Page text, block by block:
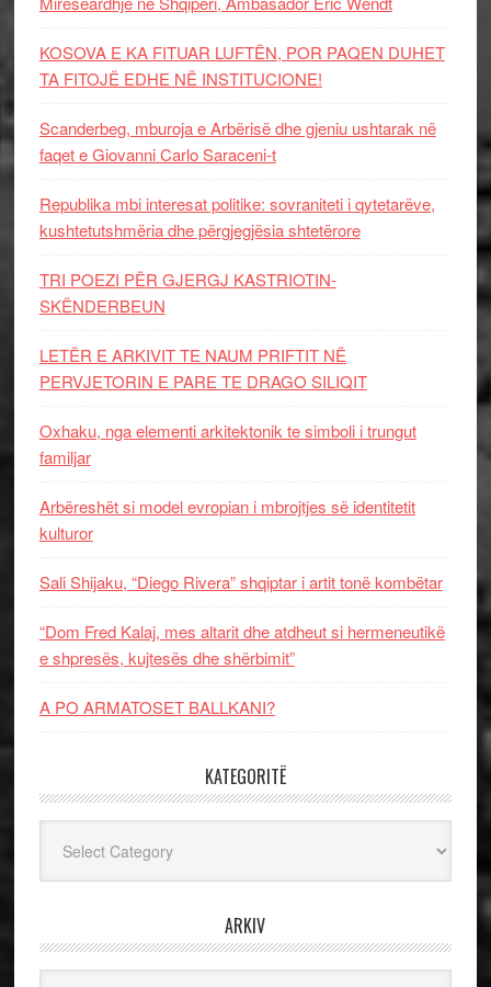
KOSOVA E KA FITUAR LUFTËN, POR PAQEN DUHET
TA FITOJË EDHE NË INSTITUCIONE!
Scanderbeg, mburoja e Arbërisë dhe gjeniu ushtarak në
faqet e Giovanni Carlo Saraceni-t
Republika mbi interesat politike: sovraniteti i qytetarëve,
kushtetutshmëria dhe përgjegjësia shtetërore
TRI POEZI PËR GJERGJ KASTRIOTIN-
SKËNDERBEUN
LETËR E ARKIVIT TE NAUM PRIFTIT NË
PERVJETORIN E PARE TE DRAGO SILIQIT
Oxhaku, nga elementi arkitektonik te simboli i trungut
familjar
Arbëreshët si model evropian i mbrojtjes së identitetit
kulturor
Sali Shijaku, “Diego Rivera” shqiptar i artit tonë kombëtar
“Dom Fred Kalaj, mes altarit dhe atdheut si hermeneutikë
e shpresës, kujtesës dhe shërbimit”
A PO ARMATOSET BALLKANI?
KATEGORITË
ARKIV